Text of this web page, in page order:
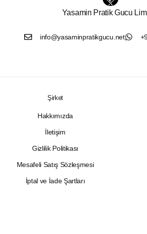
Yasamin Pratik Gucu
info@yasaminpratikgucu.net
Şirket
Hakkımızda
İletişim
Gizlilik Politikası
Mesafeli Satış Sözleşmesi
İptal ve İade Şartları